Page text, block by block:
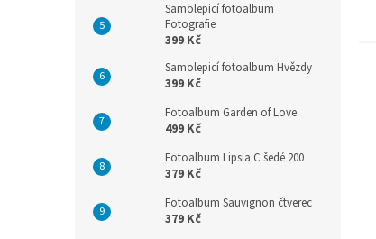
Samolepicí fotoalbum
Fotografie
399 Kč
Samolepicí fotoalbum Hvězdy
399 Kč
Fotoalbum Garden of Love
499 Kč
Fotoalbum Lipsia C šedé 200
379 Kč
Fotoalbum Sauvignon čtverec
379 Kč